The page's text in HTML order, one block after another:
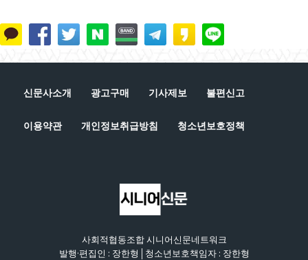
신문사소개 광고구매 기사제보 불편신고
이용약관 개인정보취급방침 청소년보호정책
사회적협동조합 시니어신문네트워크
발행·편집인 : 장한형│청소년보호책임자 : 장한형